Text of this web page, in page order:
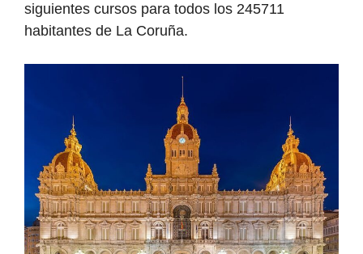
siguientes cursos para todos los 245711
habitantes de La Coruña.